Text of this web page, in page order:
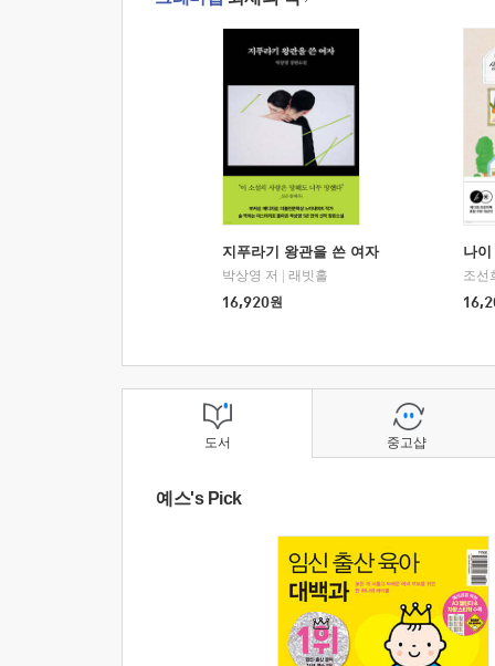
지푸라기 왕관을 쓴 여자
박상영 저
래빗홀
16,920원
나
조선
도서
예스's Pick
중고샵